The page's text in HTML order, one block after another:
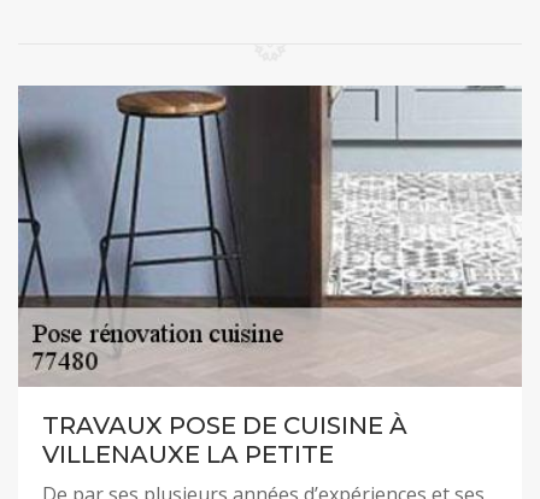
TRAVAUX POSE DE CUISINE À
VILLENAUXE LA PETITE